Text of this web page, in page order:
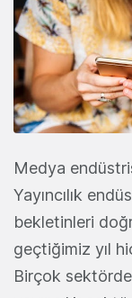
Medya
Yayıncılık
bekletinleri
geçtiğimiz yıl
Birçok